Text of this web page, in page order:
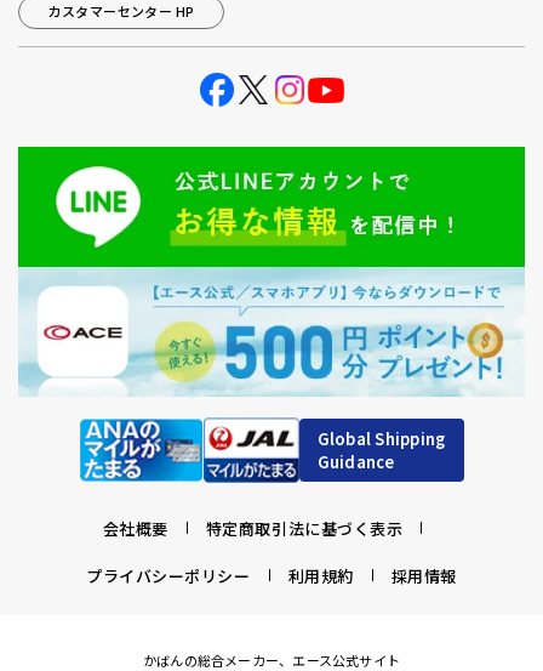
カスタマーセンター HP
Global Shipping
Guidance
会社概要 特定商取引法に基づく表示
プライバシーポリシー 利用規約 採用情報
かばんの総合メーカー、エース公式サイト